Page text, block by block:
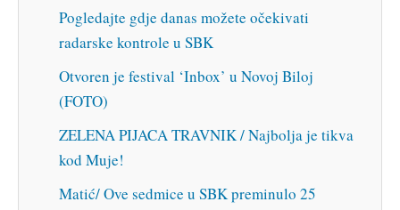
Pogledajte gdje danas možete očekivati
radarske kontrole u SBK
Otvoren je festival ‘Inbox’ u Novoj Biloj
(FOTO)
ZELENA PIJACA TRAVNIK / Najbolja je tikva
kod Muje!
Matić/ Ove sedmice u SBK preminulo 25